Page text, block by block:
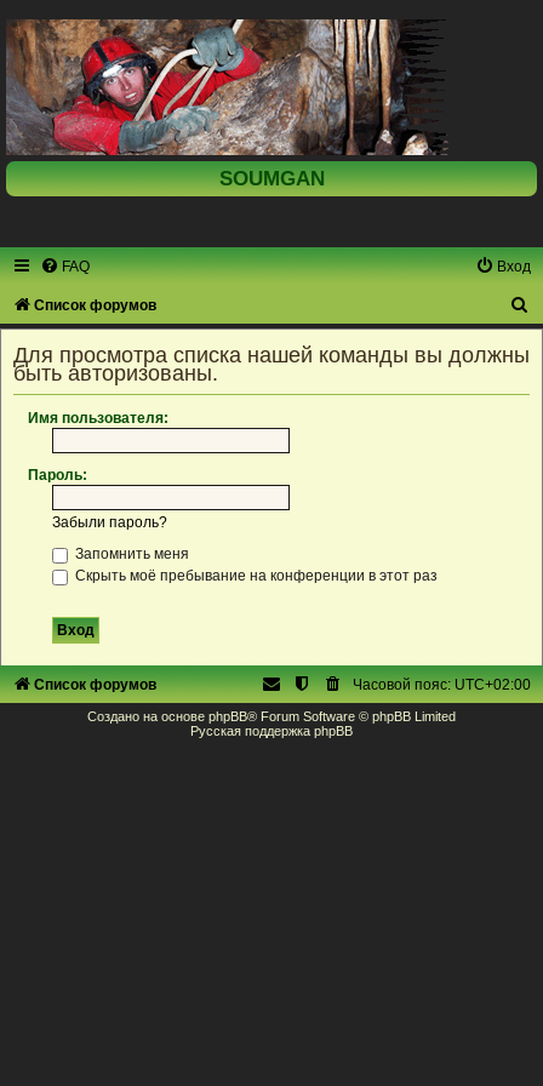
SOUMGAN
FAQ Вход
Список форумов
Для просмотра списка нашей команды вы должны
быть авторизованы.
Имя пользователя:
Пароль:
Забыли пароль?
Запомнить меня
Скрыть моё пребывание на конференции в этот раз
Список форумов Часовой пояс:UTC+02:00
Создано на основе phpBB® Forum Software © phpBB Limited
Русская поддержка phpBB